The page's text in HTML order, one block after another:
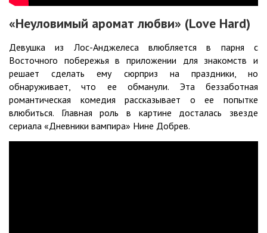
«Неуловимый аромат любви» (Love Hard)
Девушка из Лос-Анджелеса влюбляется в парня с
Восточного побережья в приложении для знакомств и
решает сделать ему сюрприз на праздники, но
обнаруживает, что ее обманули. Эта беззаботная
романтическая комедия рассказывает о ее попытке
влюбиться. Главная роль в картине досталась звезде
сериала «Дневники вампира» Нине Добрев.